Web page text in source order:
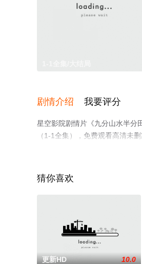
剧情介绍 我要评分
星空影院剧情片《九分山水半分
（1-1全集），免费观看高清未
猜你喜欢
更新HD 10.0